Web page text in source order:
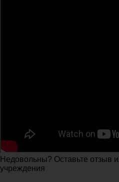
Недовольны? Оставьте отзыв
учреждения